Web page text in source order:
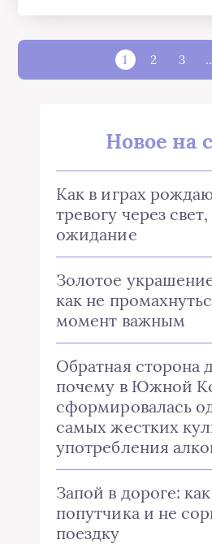
1 2 3
Новое на
Как в играх
тревогу через
ожидание
Золотое
как не
момент важным
Обратная сторона
почему в Южной
сформировалась
самых жестких
употребления
Запой в дороге:
попутчика и не
поездку